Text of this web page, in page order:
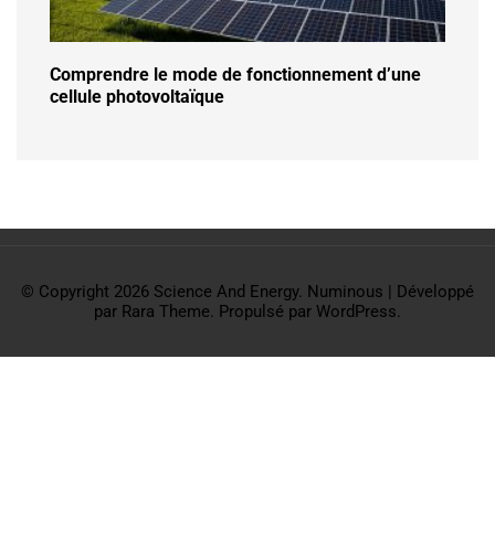
Comprendre le mode de fonctionnement d’une
cellule photovoltaïque
© Copyright 2026 Science And Energy. Numinous | Développé
par Rara Theme . Propulsé par WordPress